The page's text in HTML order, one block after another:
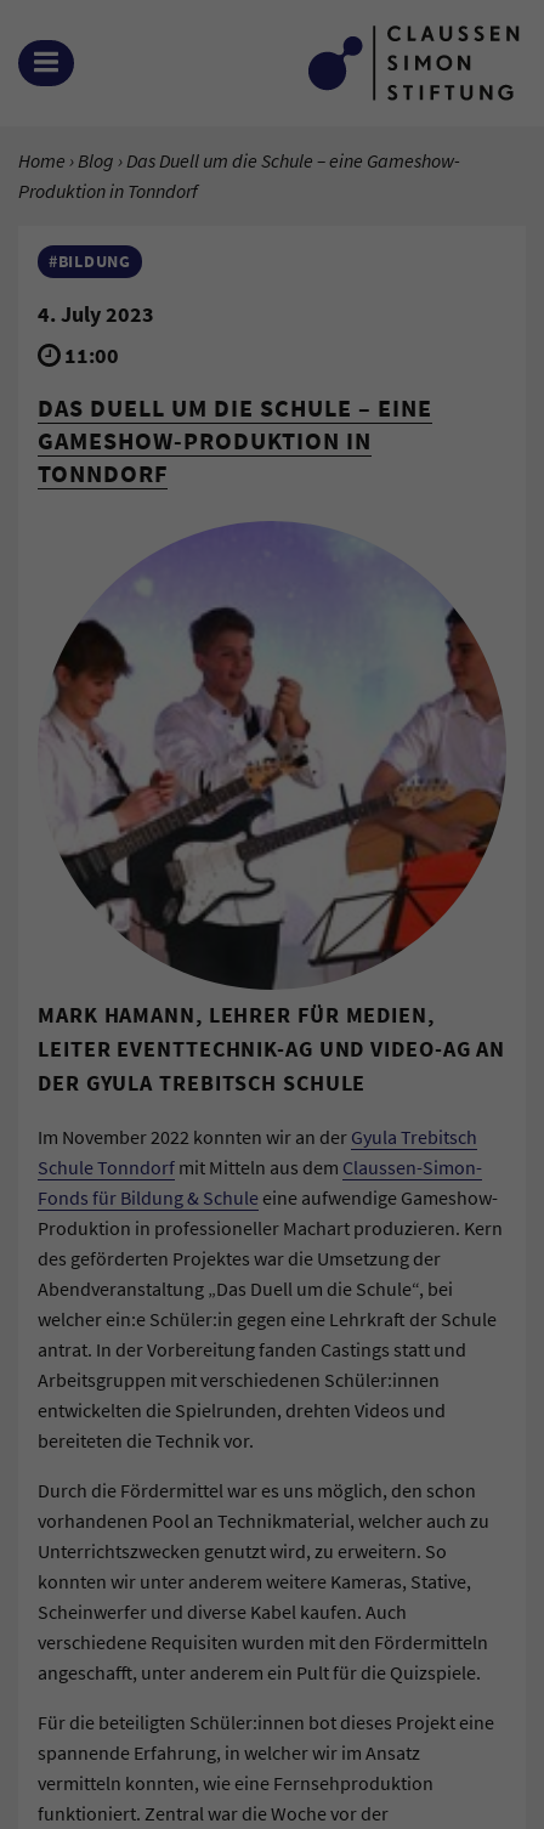
Zum Inhalt springen
OPEN MENU
YOU ARE HERE:
Home Blog Current Page:
Das Duell um die Schule – eine Gameshow-
Produktion in Tonndorf
#BILDUNG
4. July 2023
11:00
DAS DUELL UM DIE SCHULE – EINE
GAMESHOW-PRODUKTION IN
TONNDORF
MARK HAMANN, LEHRER FÜR MEDIEN,
LEITER EVENTTECHNIK-AG UND VIDEO-AG AN
DER GYULA TREBITSCH SCHULE
Im November 2022 konnten wir an der Gyula Trebitsch
Schule Tonndorf mit Mitteln aus dem Claussen-Simon-
Fonds für Bildung & Schule eine aufwendige Gameshow-
Produktion in professioneller Machart produzieren. Kern
des geförderten Projektes war die Umsetzung der
Abendveranstaltung „Das Duell um die Schule“, bei
welcher ein:e Schüler:in gegen eine Lehrkraft der Schule
antrat. In der Vorbereitung fanden Castings statt und
Arbeitsgruppen mit verschiedenen Schüler:innen
entwickelten die Spielrunden, drehten Videos und
bereiteten die Technik vor.
Durch die Fördermittel war es uns möglich, den schon
vorhandenen Pool an Technikmaterial, welcher auch zu
Unterrichtszwecken genutzt wird, zu erweitern. So
konnten wir unter anderem weitere Kameras, Stative,
Scheinwerfer und diverse Kabel kaufen. Auch
verschiedene Requisiten wurden mit den Fördermitteln
angeschafft, unter anderem ein Pult für die Quizspiele.
Für die beteiligten Schüler:innen bot dieses Projekt eine
spannende Erfahrung, in welcher wir im Ansatz
vermitteln konnten, wie eine Fernsehproduktion
funktioniert. Zentral war die Woche vor der